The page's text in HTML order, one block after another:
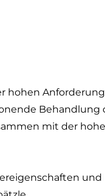
hohen
Behandlung
mit der
und